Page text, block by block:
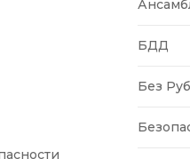
БДД
Без